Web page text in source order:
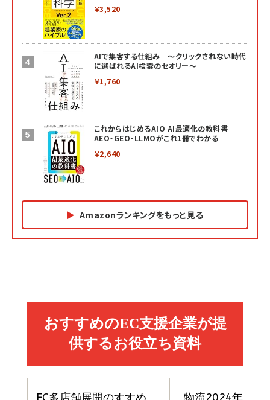
￥3,520
AIで集客する仕組み ～クリックされない時代
に選ばれるAI検索のセオリー～
￥1,760
これからはじめるAIO AI最適化の教科書
AEO・GEO・LLMOがこれ1冊でわかる
￥2,640
Amazonランキングをもっと見る
副業
￥1,870
小さな会社は戦略が9割
ドリルを売るには穴を売れ
カラダ2026／宮舘涼太]
￥880
anan(アンアン)2026/06/24号 No.2500増刊
スペシャルエディション[王道エンタメの矜持／
￥1,100
イシューからはじめよ［改訂版］――知的生産の「シンプ
ルな本質」
￥2,200
経営メモ 16年の起業家人生で得た知見